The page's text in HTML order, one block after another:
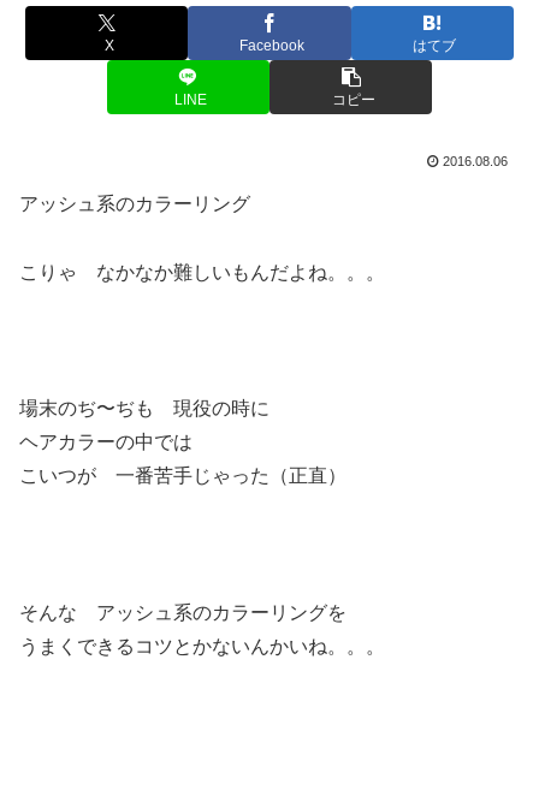
X Facebook はてブ
LINE コピー
2016.08.06
アッシュ系のカラーリング
こりゃ なかなか難しいもんだよね。。。
場末のぢ〜ぢも 現役の時に
ヘアカラーの中では
こいつが 一番苦手じゃった（正直）
そんな アッシュ系のカラーリングを
うまくできるコツとかないんかいね。。。